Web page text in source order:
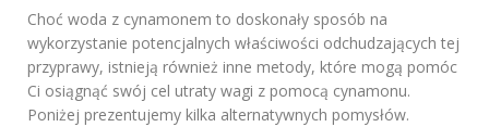
Choć woda z cynamonem to doskonały sposób na
wykorzystanie potencjalnych właściwości odchudzających tej
przyprawy, istnieją również inne metody, które mogą pomóc
Ci osiągnąć swój cel utraty wagi z pomocą cynamonu.
Poniżej prezentujemy kilka alternatywnych pomysłów.